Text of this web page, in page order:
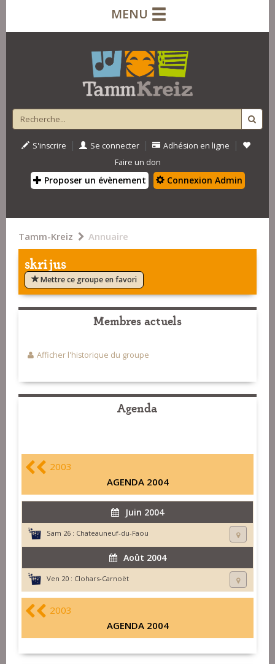
MENU
S'inscrire | Se connecter | Adhésion en ligne |
Faire un don
Proposer un évènement Connexion Admin
Tamm-Kreiz Annuaire
skrijus
Mettre ce groupe en favori
Membres actuels
Afficher l'historique du groupe
Agenda
2003
AGENDA 2004
Juin 2004
Sam 26 : Chateauneuf-du-Faou
Août 2004
Ven 20 : Clohars-Carnoët
2003
AGENDA 2004